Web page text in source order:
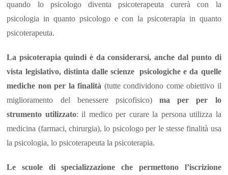
quando lo psicologo diventa psicoterapeuta curerà con la
psicologia in quanto psicologo e con la psicoterapia in quanto
psicoterapeuta.
La psicoterapia quindi è da considerarsi, anche dal punto di
vista legislativo, distinta dalle scienze psicologiche e da quelle
mediche non per la finalità (tutte condividono come obiettivo il
miglioramento del benessere psicofisico)ma per per lo
strumento utilizzato: il medico per curare la persona utilizza la
medicina (farmaci, chirurgia), lo psicologo per le stesse finalità usa
la psicologia, lo psicoterapeuta la psicoterapia.
Le scuole di specializzazione che permettono l’iscrizione